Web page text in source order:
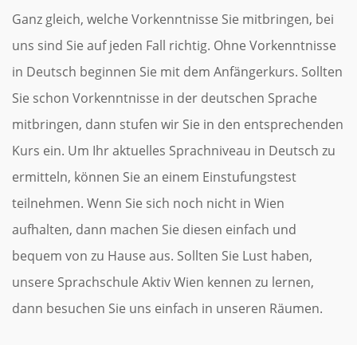
Ganz gleich, welche Vorkenntnisse Sie mitbringen, bei
uns sind Sie auf jeden Fall richtig. Ohne Vorkenntnisse
in Deutsch beginnen Sie mit dem Anfängerkurs. Sollten
Sie schon Vorkenntnisse in der deutschen Sprache
mitbringen, dann stufen wir Sie in den entsprechenden
Kurs ein. Um Ihr aktuelles Sprachniveau in Deutsch zu
ermitteln, können Sie an einem Einstufungstest
teilnehmen. Wenn Sie sich noch nicht in Wien
aufhalten, dann machen Sie diesen einfach und
bequem von zu Hause aus. Sollten Sie Lust haben,
unsere Sprachschule Aktiv Wien kennen zu lernen,
dann besuchen Sie uns einfach in unseren Räumen.